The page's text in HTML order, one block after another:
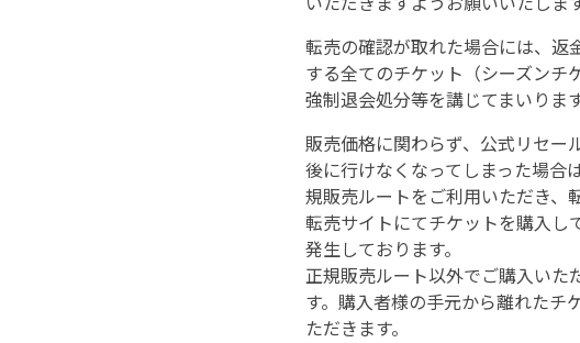
転売の確認が取れた場合には、返
する全てのチケット（シーズンチ
強制退会処分等を講じてまいります
販売価格に関わらず、公式リセー
後に行けなくなってしまった場合
規販売ルートをご利用いただき、
転売サイトにてチケットを購入し
発生しております。
正規販売ルート以外でご購入いた
す。購入者様の手元から離れたチ
ただきます。